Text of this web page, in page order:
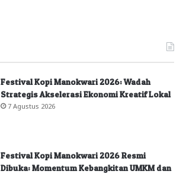
Festival Kopi Manokwari 2026: Wadah
Strategis Akselerasi Ekonomi Kreatif Lokal
7 Agustus 2026
Festival Kopi Manokwari 2026 Resmi
Dibuka: Momentum Kebangkitan UMKM dan